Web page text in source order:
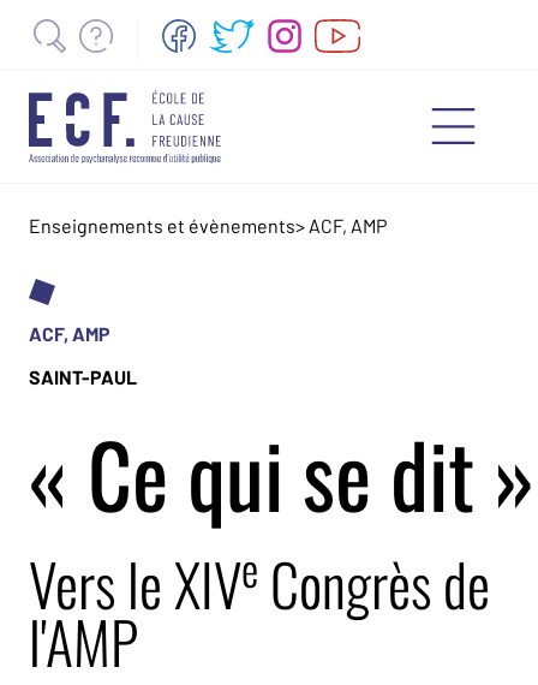
Enseignements et évènements> ACF, AMP
ACF, AMP
SAINT-PAUL
« Ce qui se dit »
Vers le XIVe Congrès de
l'AMP